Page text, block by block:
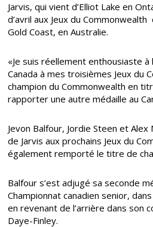
Jarvis, qui vient d’Elliot Lake en
d’avril aux Jeux du
Gold Coast, en Australie.
«Je suis réellement enthousiaste
Canada à mes troisièmes Jeux du
champion du Commonwealth en
rapporter une autre médaille au
Jevon Balfour, Jordie Steen et
de Jarvis aux prochains Jeux du
également remporté le titre de
Balfour s’est adjugé sa seconde
Championnat canadien senior,
en revenant de l’arrière dans son
Daye-Finley.